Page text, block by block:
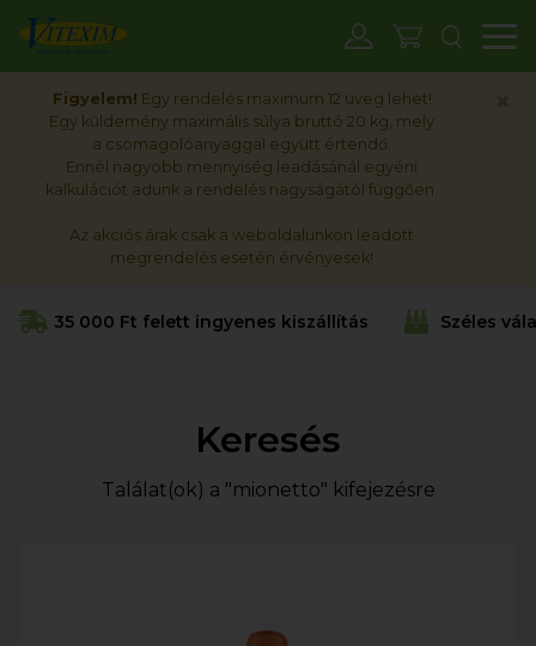
Figyelem! Egy rendelés maximum 12 üveg lehet!
Egy küldemény maximális súlya bruttó 20 kg, mely
a csomagolóanyaggal együtt értendő.
Ennél nagyobb mennyiség leadásánál egyéni
kalkulációt adunk a rendelés nagyságától függően.
Az akciós árak csak a weboldalunkon leadott
megrendelés esetén érvényesek!
35 000 Ft felett ingyenes kiszállítás Széles
Keresés
Találat(ok) a "mionetto" kifejezésre